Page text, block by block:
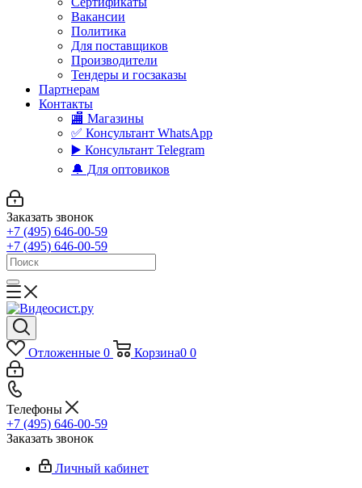
Вакансии
Политика
Для поставщиков
Производители
Тендеры и госзаказы
Партнерам
Контакты
🏬 Магазины
✅️ Консультант WhatsApp
▶️ Консультант Telegram
🔔 Для оптовиков
Заказать звонок
+7 (495) 646-00-59
+7 (495) 646-00-59
Отложенные 0 Корзина0 0
Телефоны
+7 (495) 646-00-59
Заказать звонок
Личный кабинет